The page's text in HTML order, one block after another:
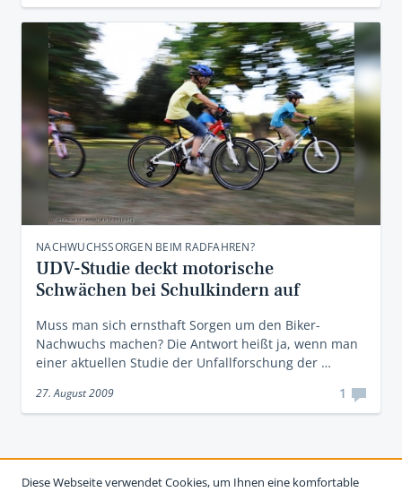
NACHWUCHSSORGEN BEIM RADFAHREN?
UDV-Studie deckt motorische
Schwächen bei Schulkindern auf
Muss man sich ernsthaft Sorgen um den Biker-
Nachwuchs machen? Die Antwort heißt ja, wenn man
einer aktuellen Studie der Unfallforschung der …
27. August 2009 1
Diese Webseite verwendet Cookies, um Ihnen eine komfortable